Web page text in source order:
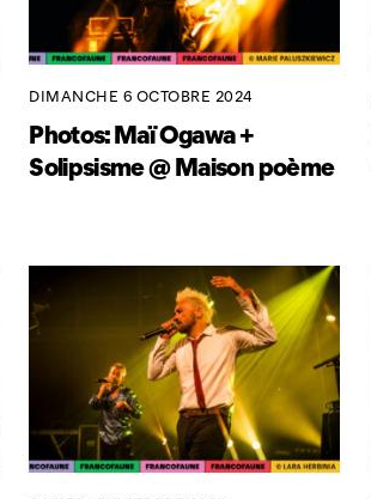
DIMANCHE 6 OCTOBRE 2024
Photos: Maï Ogawa +
Solipsisme @ Maison poème